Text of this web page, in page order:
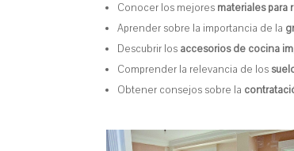
Conocer los mejores materiales para
Aprender sobre la importancia de la
Descubrir los accesorios de cocina
Comprender la relevancia de los
Obtener consejos sobre la